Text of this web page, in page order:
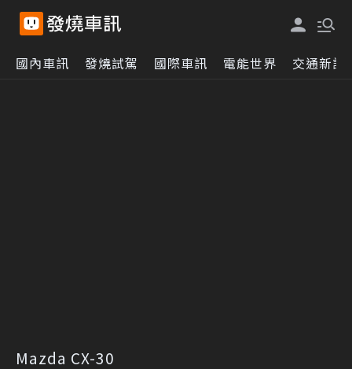
國內車訊 發燒試駕 國際車訊 電能世界 交通新訊
Mazda CX-30